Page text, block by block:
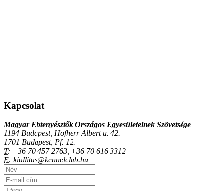
Kapcsolat
Magyar Ebtenyésztők Országos Egyesületeinek Szövetsége
1194 Budapest, Hofherr Albert u. 42.
1701 Budapest, Pf. 12.
T: +36 70 457 2763, +36 70 616 3312
E: kiallitas@kennelclub.hu